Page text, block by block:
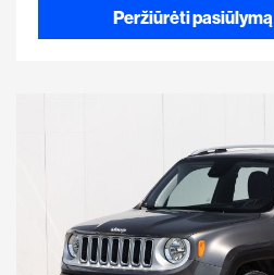
Peržiūrėti pasiūlymą